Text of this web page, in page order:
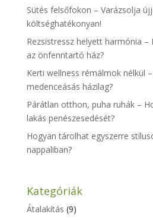
Sütés felsőfokon – Varázsolja
költséghatékonyan!
Rezsistressz helyett harmónia –
az önfenntartó ház?
Kerti wellness rémálmok nélkül
medenceásás házilag?
Párátlan otthon, puha ruhák –
lakás penészesedését?
Hogyan tárolhat egyszerre
nappaliban?
Kategóriák
Átalakítás (9)